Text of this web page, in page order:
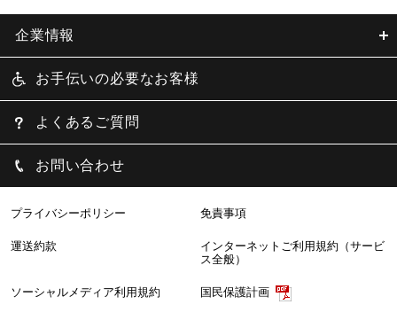
企業情報
お手伝いの必要なお客様
よくあるご質問
お問い合わせ
プライバシーポリシー 免責事項
運送約款
インターネットご利用規約（サービ
ス全般）
ソーシャルメディア利用規約 国民保護計画